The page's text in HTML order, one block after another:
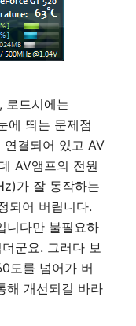
로드시에는
에 띄는 문제점
결되어 있고 AV
AV앰프의 전원
가 잘 동작하는
되어 버립니다.
니다만 불필요하
군요. 그러다 보
도를 넘어가 버
해 개선되길 바라